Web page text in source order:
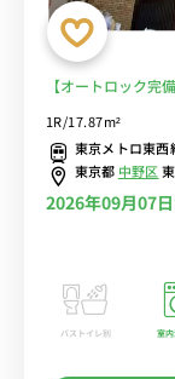
【オートロック完
駅まで徒歩１分
べるWi-Fi格安レン
1R/17.87m²
東京メトロ東
東京都 中野区
2026年09月07
バストイレ別 室